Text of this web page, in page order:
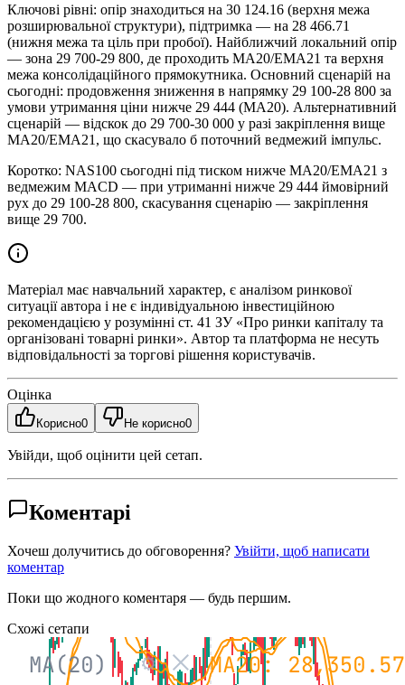
Ключові рівні: опір знаходиться на 30 124.16 (верхня межа
розширювальної структури), підтримка — на 28 466.71
(нижня межа та ціль при пробої). Найближчий локальний опір
— зона 29 700-29 800, де проходить MA20/EMA21 та верхня
межа консолідаційного прямокутника. Основний сценарій на
сьогодні: продовження зниження в напрямку 29 100-28 800 за
умови утримання ціни нижче 29 444 (MA20). Альтернативний
сценарій — відскок до 29 700-30 000 у разі закріплення вище
MA20/EMA21, що скасувало б поточний ведмежий імпульс.
Коротко: NAS100 сьогодні під тиском нижче MA20/EMA21 з
ведмежим MACD — при утриманні нижче 29 444 ймовірний
рух до 29 100-28 800, скасування сценарію — закріплення
вище 29 700.
Матеріал має навчальний характер, є аналізом ринкової
ситуації автора і не є індивідуальною інвестиційною
рекомендацією у розумінні ст. 41 ЗУ «Про ринки капіталу та
організовані товарні ринки». Автор та платформа не несуть
відповідальності за торгові рішення користувачів.
Оцінка
Корисно0 Не корисно0
Увійди, щоб оцінити цей сетап.
Коментарі
Хочеш долучитись до обговорення? Увійти, щоб написати
коментар
Поки що жодного коментаря — будь першим.
Схожі сетапи